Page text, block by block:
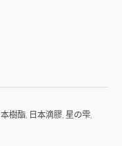
本樹酯 日本滴膠 星の雫